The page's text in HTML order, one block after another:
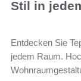
Stil in
Entdecken Sie
jedem Raum.